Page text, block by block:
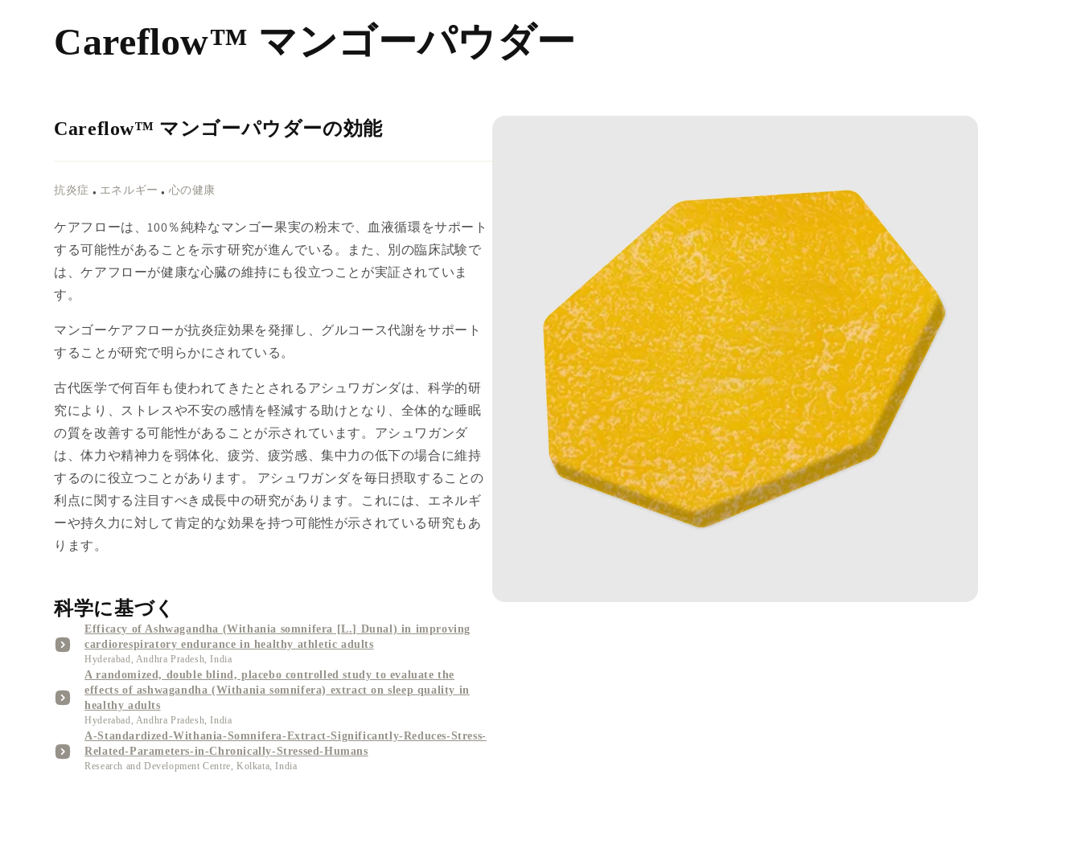
Careflow™ マンゴーパウダー
Careflow™ マンゴーパウダーの効能
抗炎症 • エネルギー • 心の健康
ケアフローは、100％純粋なマンゴー果実の粉末で、血液循環をサポート
する可能性があることを示す研究が進んでいる。また、別の臨床試験で
は、ケアフローが健康な心臓の維持にも役立つことが実証されていま
す。
マンゴーケアフローが抗炎症効果を発揮し、グルコース代謝をサポート
することが研究で明らかにされている。
古代医学で何百年も使われてきたとされるアシュワガンダは、科学的研
究により、ストレスや不安の感情を軽減する助けとなり、全体的な睡眠
の質を改善する可能性があることが示されています。アシュワガンダ
は、体力や精神力を弱体化、疲労、疲労感、集中力の低下の場合に維持
するのに役立つことがあります。 アシュワガンダを毎日摂取することの
利点に関する注目すべき成長中の研究があります。これには、エネルギ
ーや持久力に対して肯定的な効果を持つ可能性が示されている研究もあ
ります。
科学に基づく
Efficacy of Ashwagandha (Withania somnifera [L.] Dunal) in improving
cardiorespiratory endurance in healthy athletic adults
Hyderabad, Andhra Pradesh, India
A randomized, double blind, placebo controlled study to evaluate the
effects of ashwagandha (Withania somnifera) extract on sleep quality in
healthy adults
Hyderabad, Andhra Pradesh, India
A-Standardized-Withania-Somnifera-Extract-Significantly-Reduces-Stress-
Related-Parameters-in-Chronically-Stressed-Humans
Research and Development Centre, Kolkata, India